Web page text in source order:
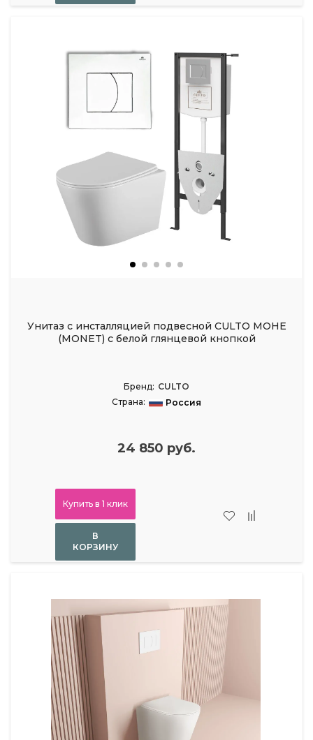
Унитаз с инсталляцией подвесной CULTO МОНЕ
(MONET) с белой глянцевой кнопкой
Бренд: CULTO
Страна:
Россия
24 850 руб.
Купить в 1 клик
В
КОРЗИНУ